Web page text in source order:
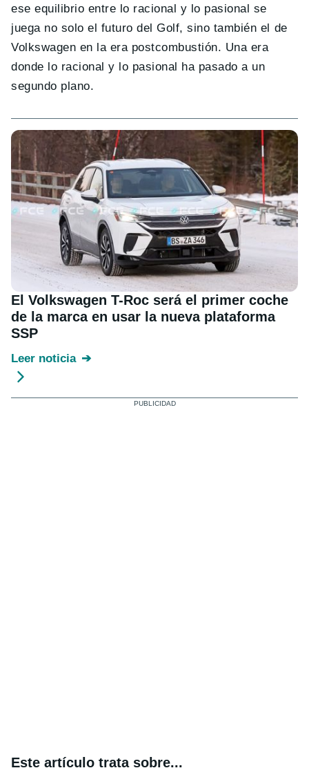
ese equilibrio entre lo racional y lo pasional se
juega no solo el futuro del Golf, sino también el de
Volkswagen en la era postcombustión. Una era
donde lo racional y lo pasional ha pasado a un
segundo plano.
El Volkswagen T-Roc será el primer coche
de la marca en usar la nueva plataforma
SSP
Leer noticia
Este artículo trata sobre...